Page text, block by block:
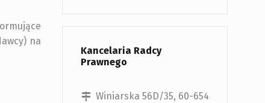
na
Kancelaria Radcy
Prawnego
Winiarska 56D/35, 60-654